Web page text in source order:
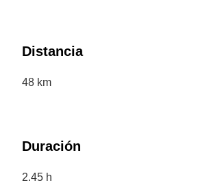
Distancia
48 km
Duración
2.45 h